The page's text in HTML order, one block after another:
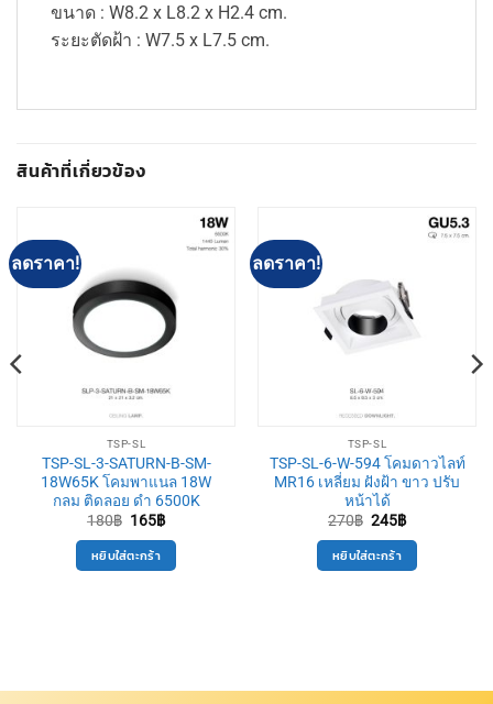
ขนาด : W8.2 x L8.2 x H2.4 cm.
ระยะตัดฝ้า : W7.5 x L7.5 cm.
สินค้าที่เกี่ยวข้อง
ลดราคา!
TSP-SL
TSP-SL-3-SATURN-B-SM-
18W65K โคมพาแนล 18W
กลม ติดลอย ดำ 6500K
180฿ Original
was:
180฿.
165฿Current
is:
165฿.
หยิบใส่ตะกร้า
ลดราคา!
TSP-SL
TSP-SL-6-W-594 โคมดาวไลท์
MR16 เหลี่ยม ฝังฝ้า ขาว ปรับ
หน้าได้
270฿ Original
was:
270฿.
245฿Current
is:
245฿.
หยิบใส่ตะกร้า